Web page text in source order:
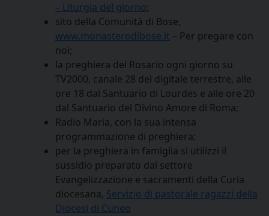
– Liturgia del giorno;
sito della Comunità di Bose,
www.monasterodibose.it – Per pregare con
noi;
la preghiera del Rosario ogni giorno su
TV2000, canale 28 del digitale terrestre, alle
ore 18 dal Santuario di Lourdes e alle ore 20
dal Santuario del Divino Amore di Roma;
Radio Maria, con la sua intensa
programmazione di preghiera;
per la preghiera in famiglia si utilizzi il
sussidio preparato dal settore
Evangelizzazione e sacramenti della Curia
diocesana, Servizio di pastorale ragazzi della
Diocesi di Cuneo